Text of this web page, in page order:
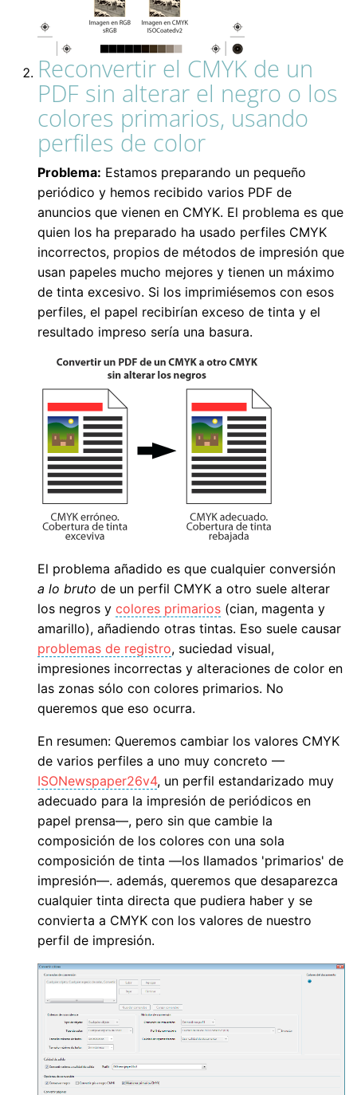
Reconvertir el CMYK de un
PDF sin alterar el negro o los
colores primarios, usando
perfiles de color
Problema: Estamos preparando un pequeño
periódico y hemos recibido varios PDF de
anuncios que vienen en CMYK. El problema es que
quien los ha preparado ha usado perfiles CMYK
incorrectos, propios de métodos de impresión que
usan papeles mucho mejores y tienen un máximo
de tinta excesivo. Si los imprimiésemos con esos
perfiles, el papel recibirían exceso de tinta y el
resultado impreso sería una basura.
El problema añadido es que cualquier conversión
a lo bruto de un perfil CMYK a otro suele alterar
los negros y colores primarios (cian, magenta y
amarillo), añadiendo otras tintas. Eso suele causar
problemas de registro, suciedad visual,
impresiones incorrectas y alteraciones de color en
las zonas sólo con colores primarios. No
queremos que eso ocurra.
En resumen: Queremos cambiar los valores CMYK
de varios perfiles a uno muy concreto —
ISONewspaper26v4, un perfil estandarizado muy
adecuado para la impresión de periódicos en
papel prensa—, pero sin que cambie la
composición de los colores con una sola
composición de tinta —los llamados 'primarios' de
impresión—. además, queremos que desaparezca
cualquier tinta directa que pudiera haber y se
convierta a CMYK con los valores de nuestro
perfil de impresión.